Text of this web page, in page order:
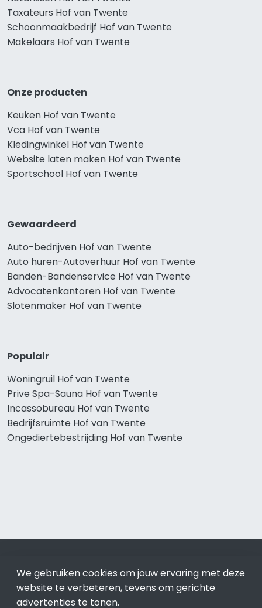
Taxateurs Hof van Twente
Schoonmaakbedrijf Hof van Twente
Makelaars Hof van Twente
Onze producten
Keuken Hof van Twente
Vca Hof van Twente
Kledingwinkel Hof van Twente
Website laten maken Hof van Twente
Sportschool Hof van Twente
Gewaardeerd
Auto-bedrijven Hof van Twente
Auto huren-Autoverhuur Hof van Twente
Banden-Bandenservice Hof van Twente
Advocatenkantoren Hof van Twente
Slotenmaker Hof van Twente
Populair
Woningruil Hof van Twente
Prive Spa-Sauna Hof van Twente
Incassobureau Hof van Twente
Bedrijfsruimte Hof van Twente
Ongediertebestrijding Hof van Twente
© 2019 - 2026 Realisatie en SEO door SEO-bureau
Lion
Internet. Betaal alleen voor bewezen resultaten?SEO
optimalisatie No Cure No Pay.Hof van Twenteis onderdeel
van Lion Internet.
We gebruiken cookies om jouw ervaring met deze
website te verbeteren, tevens om gerichte
advertenties te tonen.